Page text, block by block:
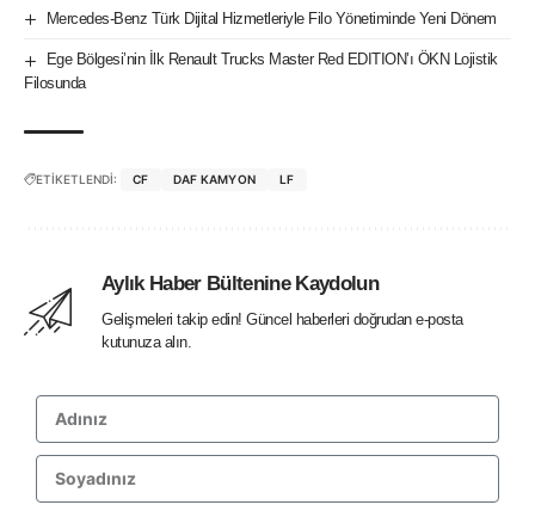
Mercedes-Benz Türk Dijital Hizmetleriyle Filo Yönetiminde Yeni Dönem
Ege Bölgesi’nin İlk Renault Trucks Master Red EDITION’ı ÖKN Lojistik
Filosunda
ETİKETLENDİ: CF DAF KAMYON LF
Aylık Haber Bültenine Kaydolun
Gelişmeleri takip edin! Güncel haberleri doğrudan e-posta
kutunuza alın.